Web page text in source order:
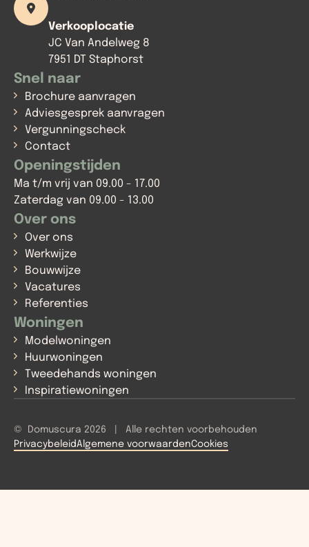
Verkooplocatie
JC Van Andelweg 8
7951 DT Staphorst
Snel naar
Brochure aanvragen
Adviesgesprek aanvragen
Vergunningscheck
Contact
Openingstijden
Ma t/m vrij van 09.00 - 17.00
Zaterdag van 09.00 - 13.00
Over ons
Over ons
Werkwijze
Bouwwijze
Vacatures
Referenties
Woningen
Modelwoningen
Huurwoningen
Tweedehands woningen
Inspiratiewoningen
© Domuscura 2026 | Alle rechten voorbehouden
PrivacybeleidAlgemene voorwaardenCookies